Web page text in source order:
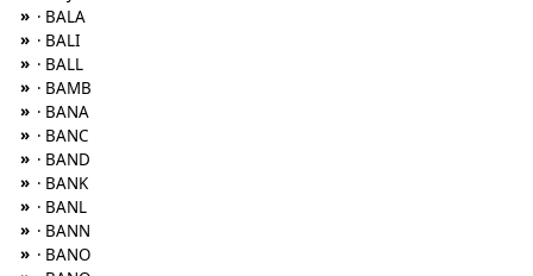
» · BALA
» · BALI
» · BALL
» · BAMB
» · BANA
» · BANC
» · BAND
» · BANK
» · BANL
» · BANN
» · BANO